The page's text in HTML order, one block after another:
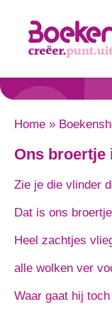
Home »
Ons broertje
Zie je die vlinder
Dat is ons
Heel zachtjes
alle wolken ver
Waar gaat hij